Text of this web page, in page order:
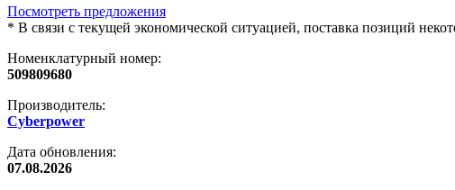
Посмотреть предложения
* В связи с текущей экономической ситуацией, поставка позиций
Номенклатурный номер:
509809680
Производитель:
Cyberpower
Дата обновления:
07.08.2026